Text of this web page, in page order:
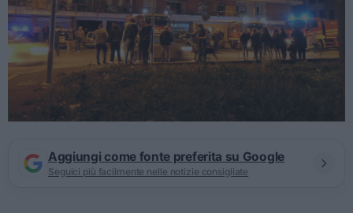
Aggiungi come fonte preferita su Google
Seguici più facilmente nelle notizie consigliate